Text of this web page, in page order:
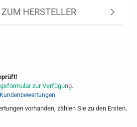
HERSTELLER
zur Verfügung.
vorhanden, zählen Sie zu den Ersten,